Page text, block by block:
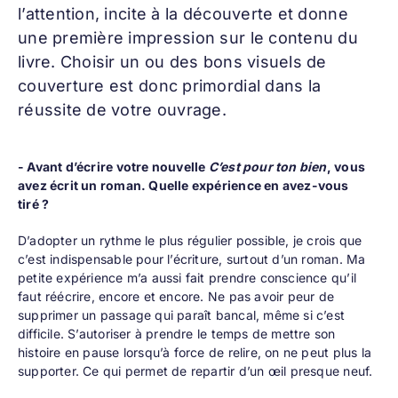
l’attention, incite à la découverte et donne
une première impression sur le contenu du
livre. Choisir un ou des bons visuels de
couverture est donc primordial dans la
réussite de votre ouvrage.
- Avant d’écrire votre nouvelle C’est pour ton bien, vous
avez écrit un roman. Quelle expérience en avez-vous
tiré ?
D’adopter un rythme le plus régulier possible, je crois que
c’est indispensable pour l’écriture, surtout d’un roman. Ma
petite expérience m’a aussi fait prendre conscience qu’il
faut réécrire, encore et encore. Ne pas avoir peur de
supprimer un passage qui paraît bancal, même si c’est
difficile. S’autoriser à prendre le temps de mettre son
histoire en pause lorsqu’à force de relire, on ne peut plus la
supporter. Ce qui permet de repartir d’un œil presque neuf.